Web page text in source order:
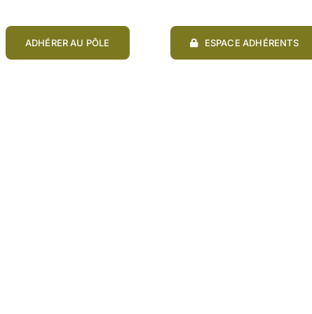
ADHÉRER AU PÔLE ESPACE ADHÉRENTS